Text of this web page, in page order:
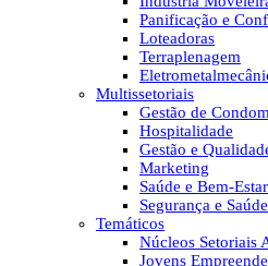
Panificação e
Loteadoras
Terraplenagem
Multissetoriais
Gestão de
Hospitalidade
Gestão e
Marketing
Saúde e Bem-Estar
Segurança e
Temáticos
Núcleos Setoriais
Jovens